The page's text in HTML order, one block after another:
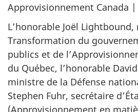
Approvisionnement Canada
L’honorable Joël
Transformation du
publics et de
du Québec, l’honorable
ministre de la Défense
Stephen Fuhr, secrétaire
(Approvisionnement en